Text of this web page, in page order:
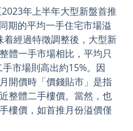
年上半年大型新盤首推
期的平均一手住宅市場溢
經過特徵調整後，大型新
體一手市場相比，平均只
市場則高出約15%。因
開價時「價錢貼市」是指
整體二手樓價。當然，也
樓價，如首推月份溢價僅